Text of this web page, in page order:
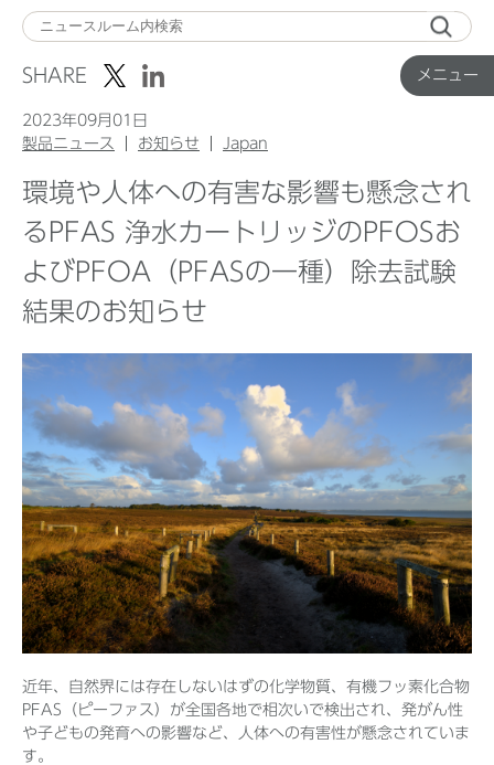
メニュー
ニ
ュ
Top
企業ニュース
グローバル製品ニュース
IR ニュース
Before 2020
企業ニュースアーカイブ
製品ニュースアーカイブ
SHARE
2023年09月01日
製品ニュース
お知らせ Japan
環境や人体への有害な影響も懸念され
るPFAS 浄水カートリッジのPFOSお
よびPFOA（PFASの一種）除去試験
結果のお知らせ
近年、自然界には存在しないはずの化学物質、有機フッ素化合物
PFAS（ピーファス）が全国各地で相次いで検出され、発がん性
や子どもの発育への影響など、人体への有害性が懸念されていま
す。